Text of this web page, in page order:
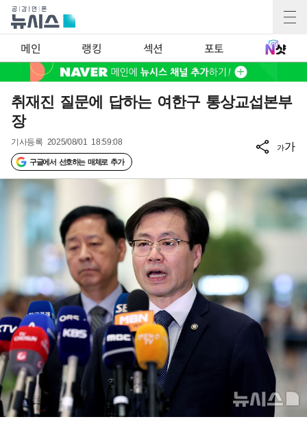
메인 랭킹 섹션 포토
취재진 질문에 답하는 여한구 통상교섭본부
장
기사등록 2025/08/01 18:59:08
구글에서 선호하는 매체로 추가
가가